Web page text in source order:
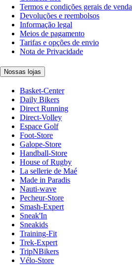
Termos e condições gerais de venda
Devoluções e reembolsos
Informação legal
Meios de pagamento
Tarifas e opções de envio
Nota de Privacidade
Nossas lojas
Basket-Center
Daily Bikers
Direct Running
Direct-Volley
Espace Golf
Foot-Store
Galope-Store
Handball-Store
House of Rugby
La sellerie de Maé
Made in Paradis
Nauti-wave
Pecheur-Store
Smash-Expert
Sneak'In
Sneakids
Training-Fit
Trek-Expert
TripNBikers
Vélo-Store